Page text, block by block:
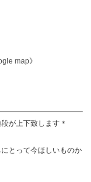
map》
が上下致します＊
とって今ほしいものか